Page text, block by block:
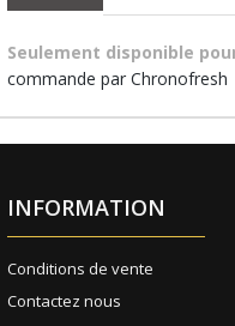
Seulement disponible
commande par Chronofresh
INFORMATION
Conditions de vente
Contactez nous